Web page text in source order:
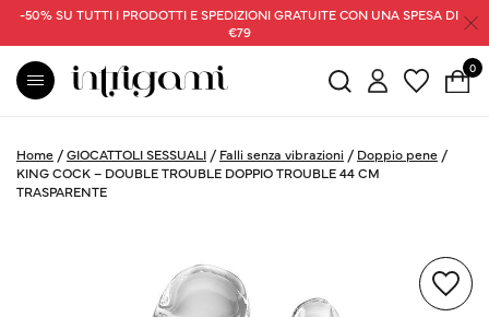
-50% SU TUTTI I PRODOTTI E SPEDIZIONI GRATUITE CON UNA SPESA DI
€79
0
Home /GIOCATTOLI SESSUALI / Falli senza vibrazioni / Doppio pene /
KING COCK – DOUBLE TROUBLE DOPPIO TROUBLE 44 CM
TRASPARENTE